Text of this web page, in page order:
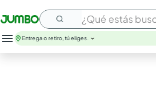
¿Qué estás buscando?
Entrega o retiro, tú eliges.